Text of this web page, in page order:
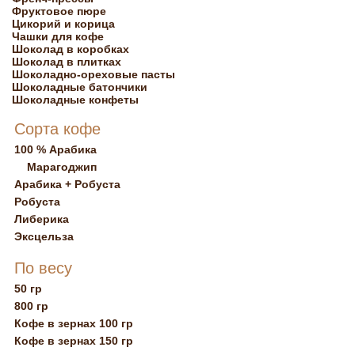
Фруктовое пюре
Цикорий и корица
Чашки для кофе
Шоколад в коробках
Шоколад в плитках
Шоколадно-ореховые пасты
Шоколадные батончики
Шоколадные конфеты
Сорта кофе
100 % Арабика
Марагоджип
Арабика + Робуста
Робуста
Либерика
Эксцельза
По весу
50 гр
800 гр
Кофе в зернах 100 гр
Кофе в зернах 150 гр